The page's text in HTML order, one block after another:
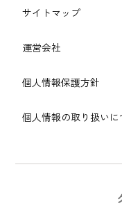
サイトマップ
運営会社
個人情報保護方針
個人情報の取り扱いに